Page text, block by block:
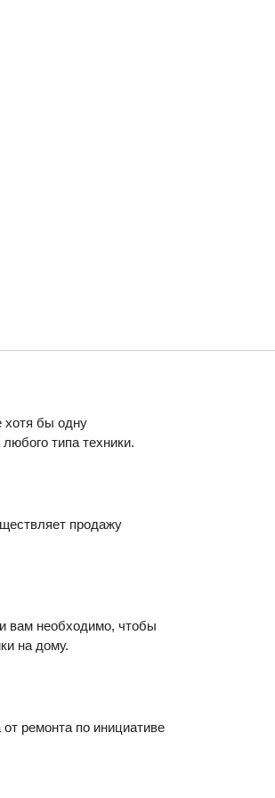
хотя бы одну
типа техники.
продажу
вам необходимо, чтобы
на дому.
ремонта по инициативе